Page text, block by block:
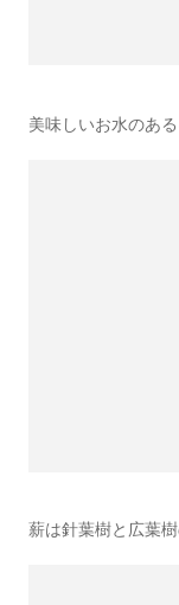
美味しいお水のあ
薪は針葉樹と広葉樹